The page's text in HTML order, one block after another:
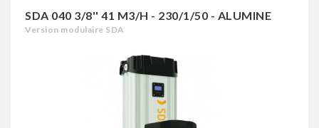
SDA 040 3/8'' 41 M3/H - 230/1/50 - ALUMINE
Version modulaire SDA